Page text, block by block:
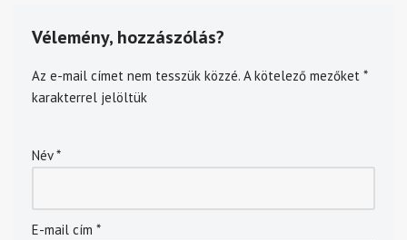
Vélemény, hozzászólás?
Az e-mail címet nem tesszük közzé. A kötelező mezőket *
karakterrel jelöltük
Név*
E-mail cím *